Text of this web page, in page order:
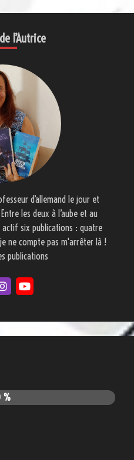
l’Autrice
d’allemand le jour et
les deux à l’aube et au
actif six publications : quatre
ne compte pas m'arrêter là !
publications
%